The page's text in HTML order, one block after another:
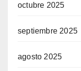
octubre 2025
septiembre 2025
agosto 2025